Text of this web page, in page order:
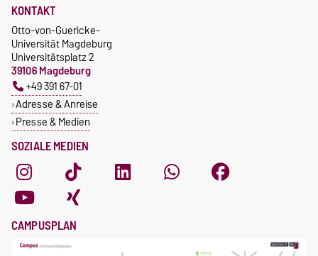
SOZIALE MEDIEN
KONTAKT
Otto-von-Guericke-
Universität Magdeburg
Universitätsplatz 2
39106 Magdeburg
+49 391 67-01
Adresse & Anreise
Presse & Medien
CAMPUSPLAN